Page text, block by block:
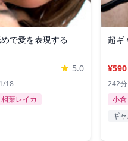
で愛を表現する
5.0
18
相葉レイカ
超ギ
¥590
242分
小倉
ギ